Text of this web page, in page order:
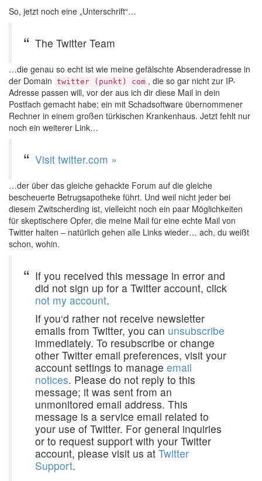
So, jetzt noch eine „Unterschrift“…
The Twitter Team
…die genau so echt ist wie meine gefälschte Absenderadresse in
der Domain twitter (punkt) com , die so gar nicht zur IP-
Adresse passen will, vor der aus ich dir diese Mail in dein
Postfach gemacht habe; ein mit Schadsoftware übernommener
Rechner in einem großen türkischen Krankenhaus. Jetzt fehlt nur
noch ein weiterer Link…
Visit twitter.com »
…der über das gleiche gehackte Forum auf die gleiche
bescheuerte Betrugsapotheke führt. Und weil nicht jeder bei
diesem Zwitscherding ist, vielleicht noch ein paar Möglichkeiten
für skeptischere Opfer, die meine Mail für eine echte Mail von
Twitter halten – natürlich gehen alle Links wieder… ach, du weißt
schon, wohin.
If you received this message in error and
did not sign up for a Twitter account, click
not my account.
If you‘d rather not receive newsletter
emails from Twitter, you can unsubscribe
immediately. To resubscribe or change
other Twitter email preferences, visit your
account settings to manage email
notices. Please do not reply to this
message; it was sent from an
unmonitored email address. This
message is a service email related to
your use of Twitter. For general inquiries
or to request support with your Twitter
account, please visit us at Twitter
Support.